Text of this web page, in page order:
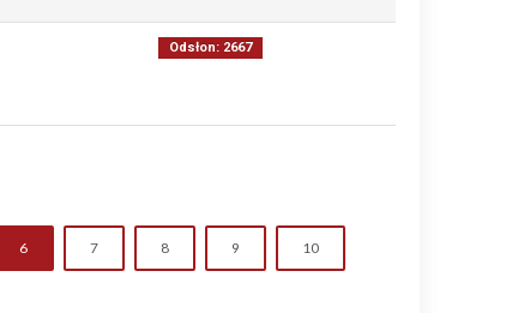
Odsłon: 2667
6 7 8 9 10